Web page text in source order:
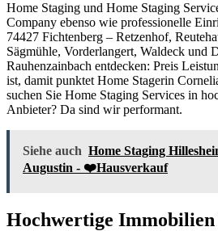
Home Staging und Home Staging
Company ebenso wie professionelle
74427 Fichtenberg – Retzenhof,
Sägmühle, Vorderlangert, Waldeck und
Rauhenzainbach entdecken: Preis
ist, damit punktet Home Stagerin
suchen Sie Home Staging Services in
Anbieter? Da sind wir performant.
Siehe auch Home Staging
Augustin - ❤️Hausverkauf
Hochwertige Immobilien